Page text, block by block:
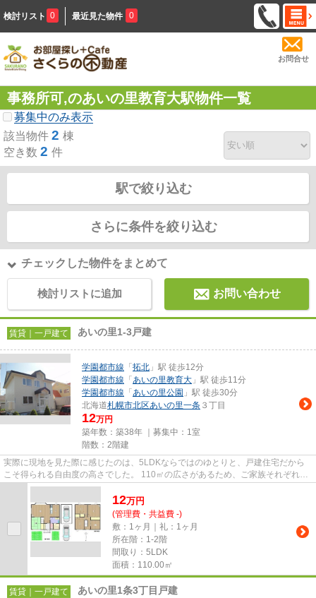
検討リスト 0 最近見た物件 0
お問合せ
事務所可,のあいの里教育大駅物件一覧
募集中のみ表示
該当物件 2 棟
空き数 2 件
駅で絞り込む
さらに条件を絞り込む
チェックした物件をまとめて
検討リストに追加 お問い合わせ
賃貸｜一戸建て あいの里1-3戸建
学園都市線 「 拓北 」駅 徒歩12分
学園都市線 「 あいの里教育大 」駅 徒歩11分
学園都市線 「 あいの里公園 」駅 徒歩30分
北海道札幌市北区あいの里一条 ３丁目
12万円
築年数：築38年 ｜募集中： 1室
階数：2階建
実際に現地を見た際に感じたのは、5LDKならではのゆとりと、戸建住宅だから
こそ得られる自由度の高さでした。 110㎡の広さがあるため、ご家族それぞれの
プライベート空間を確保しなが...
12万円
(管理費・共益費 -)
敷：1ヶ月｜礼：1ヶ月
所在階：1-2階
間取り：5LDK
面積：110.00㎡
賃貸｜一戸建て あいの里1条3丁目戸建